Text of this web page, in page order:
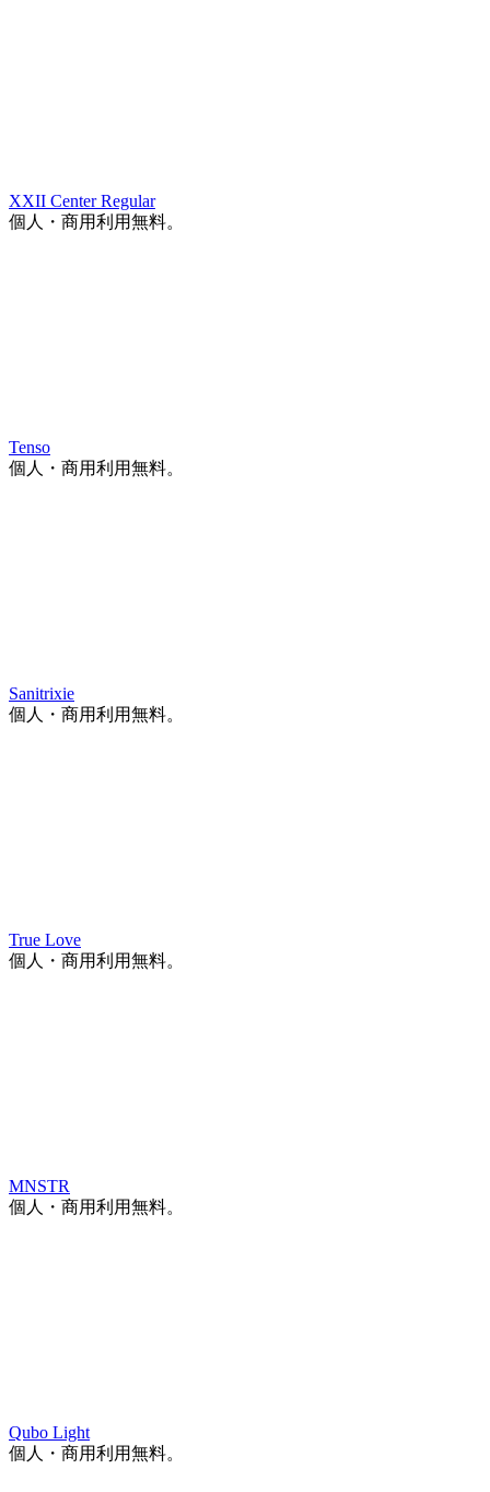
XXII Center Regular
個人・商用利用無料。
Tenso
個人・商用利用無料。
Sanitrixie
個人・商用利用無料。
True Love
個人・商用利用無料。
MNSTR
個人・商用利用無料。
Qubo Light
個人・商用利用無料。